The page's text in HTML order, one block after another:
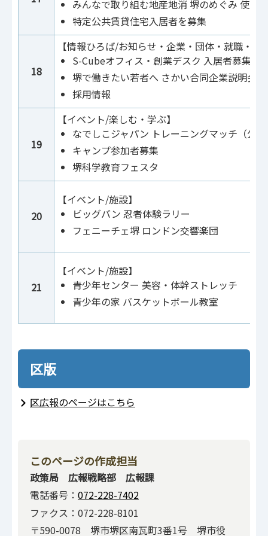
みんなで取り組む地産地消 堺のめぐみ 使用
特定公共賃貸住宅入居者を募集
18
【情報ひろば/お知らせ・企業・団体・就職・転
S-Cubeオフィス・創業デスク 入居者募集
堺で働きたい若者へ さかい合同企業説明会
採用情報
19
【イベント/楽しむ・学ぶ】
なでしこジャパン トレーニングマッチ（公
キャンプ参加者募集
堺科学教育フェスタ
20
【イベント/施設】
ビッグバン 忍者体験ラリー
フェニーチェ堺 ロンドン交響楽団
21
【イベント/施設】
青少年センター 美容・体幹ストレッチ
青少年の家 バスケットボール教室
区版
区広報のページはこちら
このページの作成担当
政策局 広報戦略部 広報課
電話番号： 072-228-7402
ファクス：072-228-8101
〒590-0078 堺市堺区南瓦町3番1号 堺市役